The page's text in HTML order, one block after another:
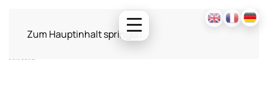
Zum Hauptinhalt springen